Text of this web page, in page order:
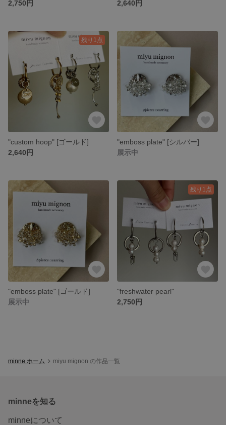
2,750円 2,640円
残り1点
"custom hoop" [ゴールド]
2,640円
"emboss plate" [シルバー]
展示中
"emboss plate" [ゴールド]
展示中
残り1点
"freshwater pearl"
2,750円
minne ホーム miyu mignon の作品一覧
minneを知る
minneについて